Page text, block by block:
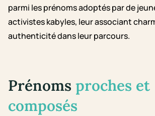
parmi les prénoms adoptés par de
activistes kabyles, leur associant
authenticité dans leur parcours.
Prénoms proches et
composés